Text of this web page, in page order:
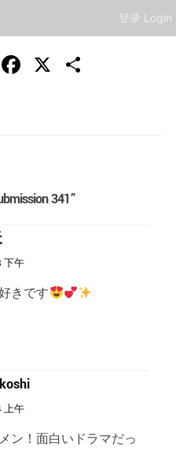
登录 Login
Line Facebook
X
341”
下午
きです
上午
ン！面白いドラマだっ